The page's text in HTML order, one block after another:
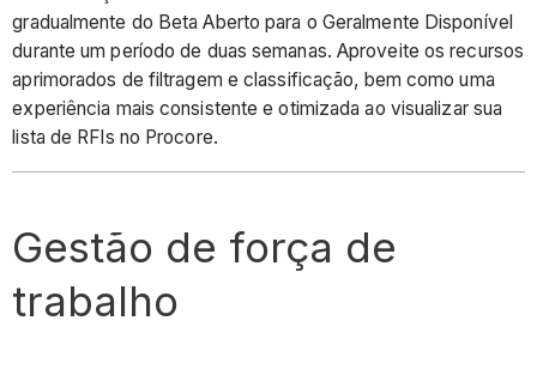
gradualmente do Beta Aberto para o Geralmente Disponível
durante um período de duas semanas. Aproveite os recursos
aprimorados de filtragem e classificação, bem como uma
experiência mais consistente e otimizada ao visualizar sua
lista de RFIs no Procore.
Gestão de força de
trabalho